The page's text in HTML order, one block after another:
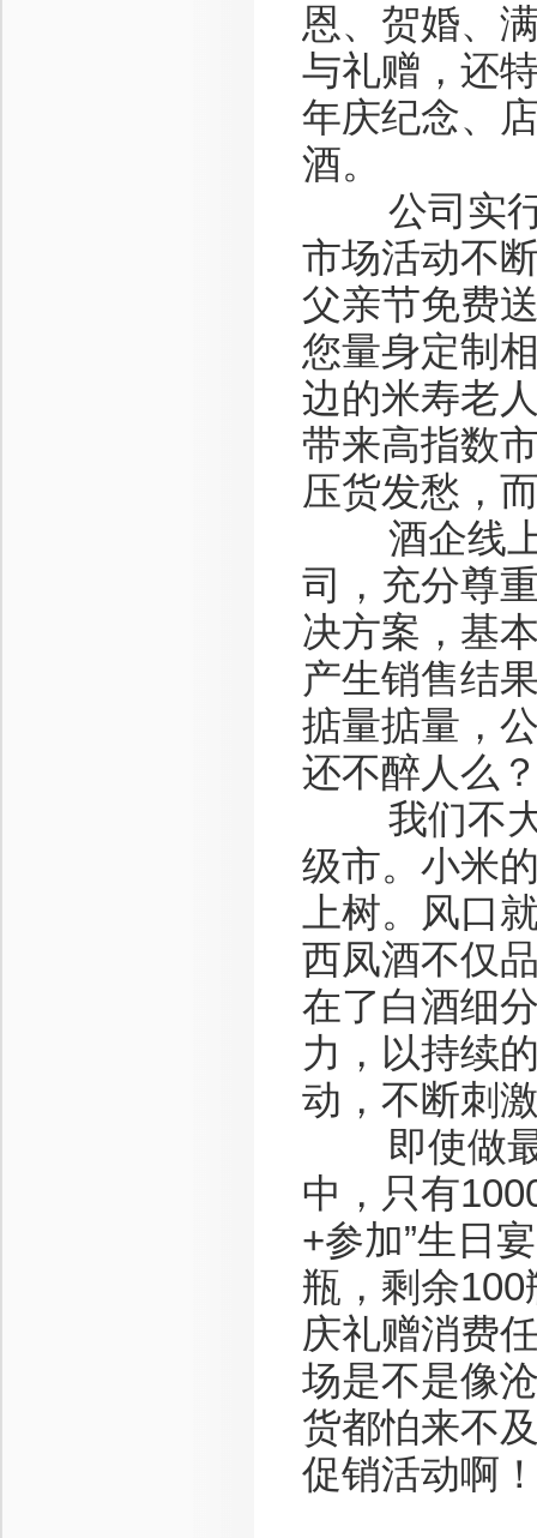
恩、贺婚、
与礼赠，还
年庆纪念、
酒。
公司实行
市场活动不
父亲节免费
您量身定制
边的米寿老
带来高指数
压货发愁，
酒企线上
司，充分尊
决方案，基
产生销售结
掂量掂量，
还不醉人么
我们不大
级市。小米
上树。风口
西凤酒不仅
在了白酒细
力，以持续
动，不断刺
即使做最
中，只有
+参加”生日
瓶，剩余
庆礼赠消费
场是不是像
货都怕来不
促销活动啊